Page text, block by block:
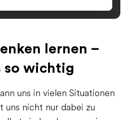
lernen –
so wichtig
uns in vielen Situationen
uns nicht nur dabei zu